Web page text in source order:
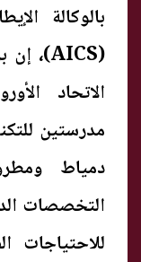
بالوكالة
الاتحاد
مدرستين
دمياط
التخصصات
للاحتياجات